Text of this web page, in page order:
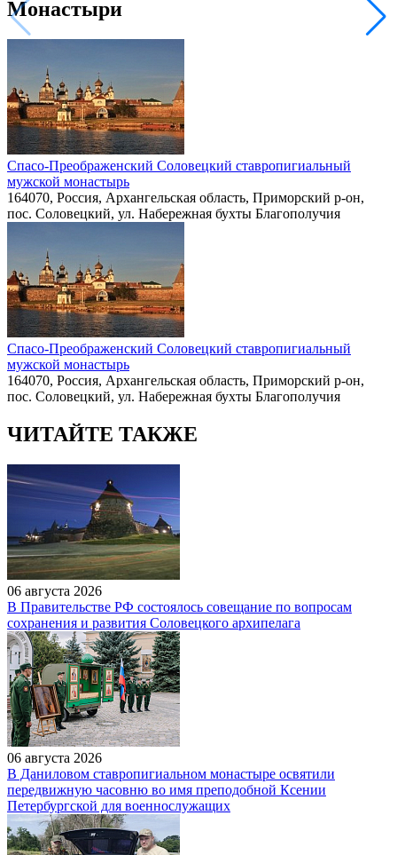
Монастыри
Спасо-Преображенский Соловецкий ставропигиальный
мужской монастырь
164070, Россия, Архангельская область, Приморский р-он,
пос. Соловецкий, ул. Набережная бухты Благополучия
Спасо-Преображенский Соловецкий ставропигиальный
мужской монастырь
164070, Россия, Архангельская область, Приморский р-он,
пос. Соловецкий, ул. Набережная бухты Благополучия
ЧИТАЙТЕ ТАКЖЕ
06 августа 2026
В Правительстве РФ состоялось совещание по вопросам
сохранения и развития Соловецкого архипелага
06 августа 2026
В Даниловом ставропигиальном монастыре освятили
передвижную часовню во имя преподобной Ксении
Петербургской для военнослужащих